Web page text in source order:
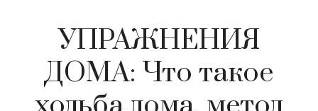
УПРАЖНЕНИЯ
ДОМА: Что такое